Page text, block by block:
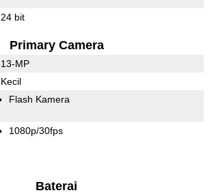
24 bit
Primary Camera
13-MP
Kecil
Flash Kamera
1080p/30fps
Baterai